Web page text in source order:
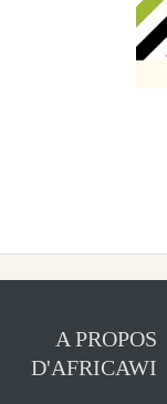
A PROPOS
D'AFRICAWI